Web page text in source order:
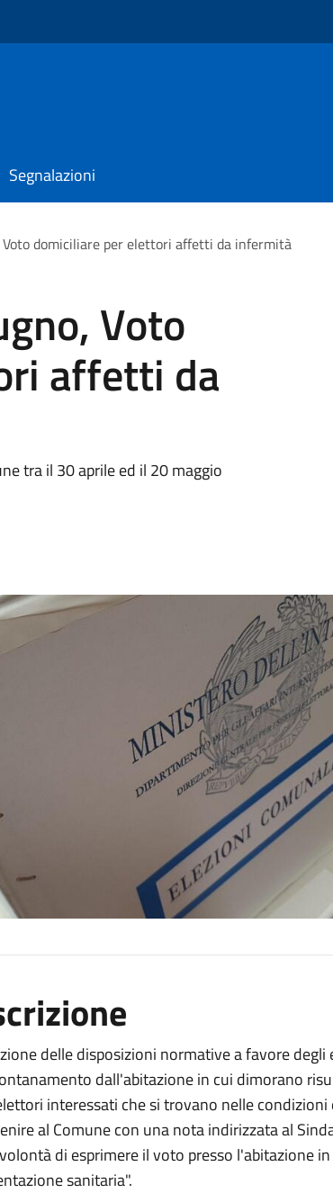
Segnalazioni
domiciliare per elettori affetti da infermità
Voto
affetti da
tra il 30 aprile ed il 20 maggio
delle disposizioni normative a favore
dall'abitazione in cui dimorano
interessati che si trovano nelle
al Comune con una nota indirizzata al
di esprimere il voto presso l'abitazione
sanitaria".